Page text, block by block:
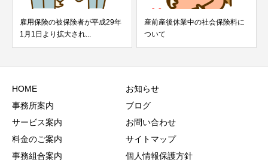
雇用保険の被保険者が平成29年
1月1日より拡大され...
産前産後休業中の社会保険料に
ついて
HOME
事務所案内
サービス案内
料金のご案内
事務組合案内
お知らせ
ブログ
お問い合わせ
サイトマップ
個人情報保護方針